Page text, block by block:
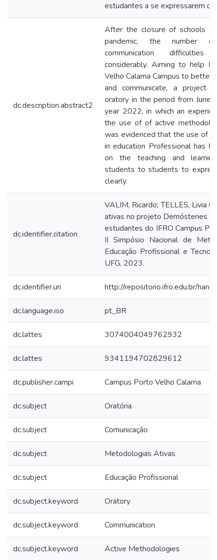
estudantes a se expressarem de
dc.description.abstract2
After the closure of schools
pandemic, the number
communication
considerably. Aiming to help
Velho Calama Campus to better
and communicate, a project
oratory in the period from June
year 2022, in which an
the use of of active
was evidenced that the use of
in education Professional has
on the teaching and
students to students to
clearly.
dc.identifier.citation
VALIM, Ricardo; TELLES, Livia
ativas no projeto Demóstenes a
estudantes do IFRO Campus
II Simpósio Nacional de
Educação Profissional e
UFG, 2023.
dc.identifier.uri http://repositorio.ifro.edu.br/
dc.language.iso pt_BR
dc.lattes 3074004049762932
dc.lattes 9341194702829612
dc.publisher.campi Campus Porto Velho Calama
dc.subject Oratória
dc.subject Comunicação
dc.subject Metodologias Ativas
dc.subject Educação Profissional
dc.subject.keyword Oratory
dc.subject.keyword Communication
dc.subject.keyword Active Methodologies